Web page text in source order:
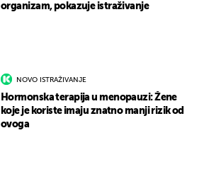
organizam, pokazuje istraživanje
NOVO ISTRAŽIVANJE
Hormonska terapija u menopauzi: Žene
koje je koriste imaju znatno manji rizik od
ovoga